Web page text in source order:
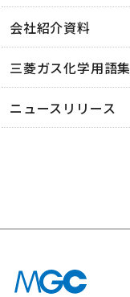
会社紹介資料
三菱ガス化学用語集
ニュースリリース